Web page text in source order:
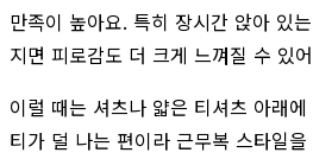
만족이 높아요. 특히 장시간 앉아 있
지면 피로감도 더 크게 느껴질 수 있
이럴 때는 셔츠나 얇은 티셔츠 아래
티가 덜 나는 편이라 근무복 스타일